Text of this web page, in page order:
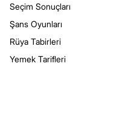
Seçim Sonuçları
Şans Oyunları
Rüya Tabirleri
Yemek Tarifleri